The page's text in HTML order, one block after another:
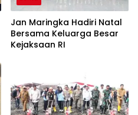
Jan Maringka Hadiri Natal
Bersama Keluarga Besar
Kejaksaan RI